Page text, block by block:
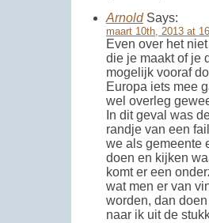
ArnoldSays:
maart 10th, 2013 at
Even over het
die je maakt of je
mogelijk vooraf
Europa iets mee
wel overleg
In dit geval was
randje van een
we als gemeente
doen en kijken
komt er een
wat men er van
worden, dan
naar ik uit de